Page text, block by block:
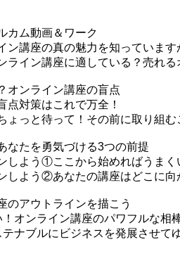
カム動画＆ワーク
ン講座の真の魅力を知っています
ライン講座に適している？売れ
オンライン講座の盲点
点対策はこれで万全！
ょっと待って！その前に取り組む
なたを勇気づける3つの前提
しよう①ここから始めればうまく
しよう②あなたの講座はどこに向
のアウトラインを描こう
オンライン講座のパワフルな相
ナブルにビジネスを発展させて